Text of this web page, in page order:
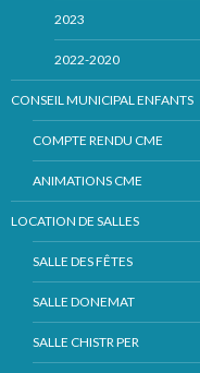
2023
2022-2020
CONSEIL MUNICIPAL ENFANTS
COMPTE RENDU CME
ANIMATIONS CME
LOCATION DE SALLES
SALLE DES FÊTES
SALLE DONEMAT
SALLE CHISTR PER